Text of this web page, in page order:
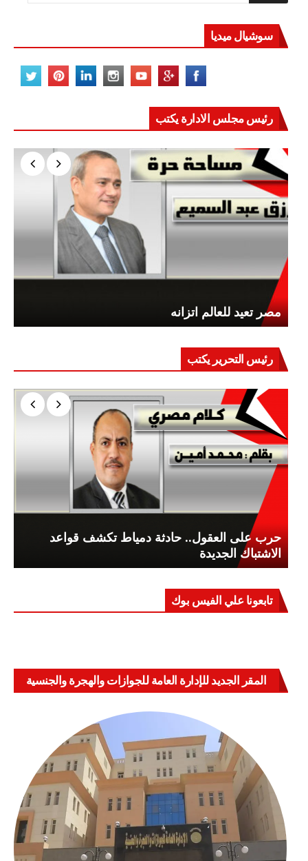
سوشيال ميديا
رئيس مجلس الادارة يكتب
مصر تعيد للعالم اتزانه
رئيس التحرير يكتب
حرب على العقول.. حادثة دمياط تكشف قواعد
الاشتباك الجديدة
تابعونا علي الفيس بوك
المقر الجديد للإدارة العامة للجوازات والهجرة والجنسية